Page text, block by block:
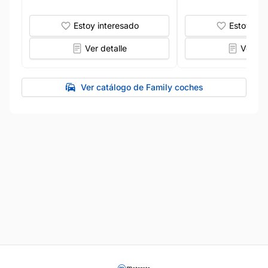
Estoy interesado
Ver detalle
Estoy
Ver
Ver catálogo de Family coches